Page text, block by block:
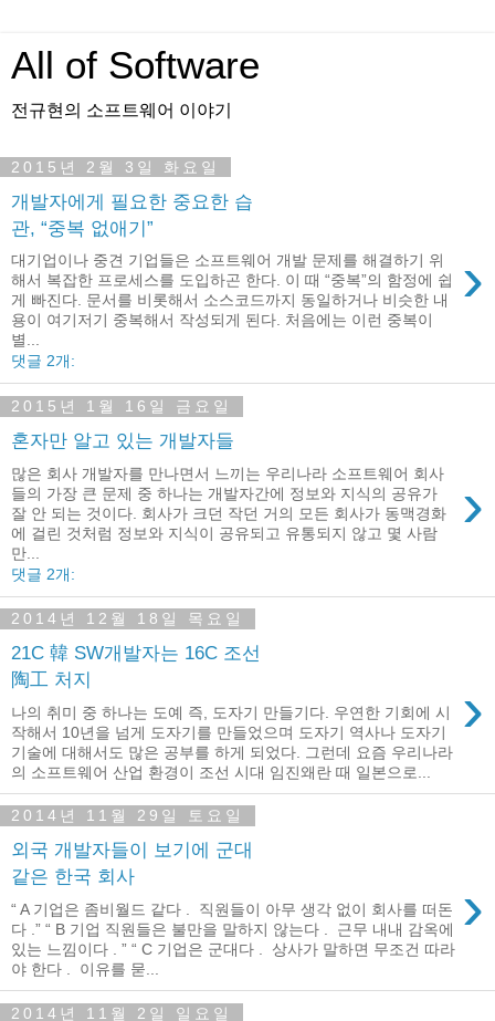
All of Software
전규현의 소프트웨어 이야기
2015년 2월 3일 화요일
개발자에게 필요한 중요한 습
관, “중복 없애기”
›
대기업이나 중견 기업들은 소프트웨어 개발 문제를 해결하기 위
해서 복잡한 프로세스를 도입하곤 한다. 이 때 “중복”의 함정에 쉽
게 빠진다. 문서를 비롯해서 소스코드까지 동일하거나 비슷한 내
용이 여기저기 중복해서 작성되게 된다. 처음에는 이런 중복이
별...
댓글 2개:
2015년 1월 16일 금요일
혼자만 알고 있는 개발자들
›
많은 회사 개발자를 만나면서 느끼는 우리나라 소프트웨어 회사
들의 가장 큰 문제 중 하나는 개발자간에 정보와 지식의 공유가
잘 안 되는 것이다. 회사가 크던 작던 거의 모든 회사가 동맥경화
에 걸린 것처럼 정보와 지식이 공유되고 유통되지 않고 몇 사람
만...
댓글 2개:
2014년 12월 18일 목요일
21C 韓 SW개발자는 16C 조선
陶工 처지
›
나의 취미 중 하나는 도예 즉, 도자기 만들기다. 우연한 기회에 시
작해서 10년을 넘게 도자기를 만들었으며 도자기 역사나 도자기
기술에 대해서도 많은 공부를 하게 되었다. 그런데 요즘 우리나라
의 소프트웨어 산업 환경이 조선 시대 임진왜란 때 일본으로...
2014년 11월 29일 토요일
외국 개발자들이 보기에 군대
같은 한국 회사
›
“ A 기업은 좀비월드 같다 . 직원들이 아무 생각 없이 회사를 떠돈
다 .” “ B 기업 직원들은 불만을 말하지 않는다 . 근무 내내 감옥에
있는 느낌이다 . ” “ C 기업은 군대다 . 상사가 말하면 무조건 따라
야 한다 . 이유를 묻...
2014년 11월 2일 일요일